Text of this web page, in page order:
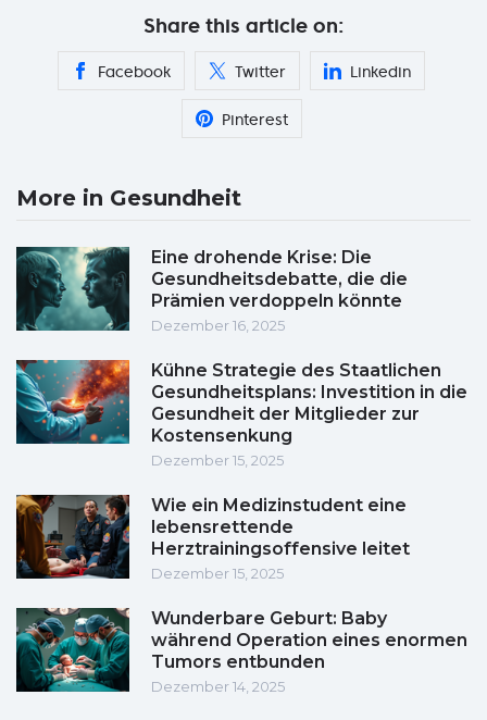
Share this article on:
Facebook Twitter Linkedin
Pinterest
More in Gesundheit
Eine drohende Krise: Die
Gesundheitsdebatte, die die
Prämien verdoppeln könnte
Dezember 16, 2025
Kühne Strategie des Staatlichen
Gesundheitsplans: Investition in die
Gesundheit der Mitglieder zur
Kostensenkung
Dezember 15, 2025
Wie ein Medizinstudent eine
lebensrettende
Herztrainingsoffensive leitet
Dezember 15, 2025
Wunderbare Geburt: Baby
während Operation eines enormen
Tumors entbunden
Dezember 14, 2025